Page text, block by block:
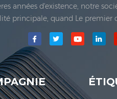
années d'existence, notre
principale, quand Le
Ltd.a été établie; La principale